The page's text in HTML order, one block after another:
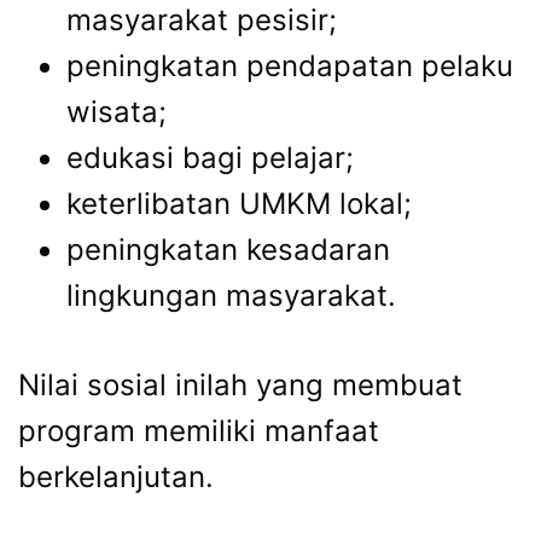
masyarakat pesisir;
peningkatan pendapatan pelaku
wisata;
edukasi bagi pelajar;
keterlibatan UMKM lokal;
peningkatan kesadaran
lingkungan masyarakat.
Nilai sosial inilah yang membuat
program memiliki manfaat
berkelanjutan.